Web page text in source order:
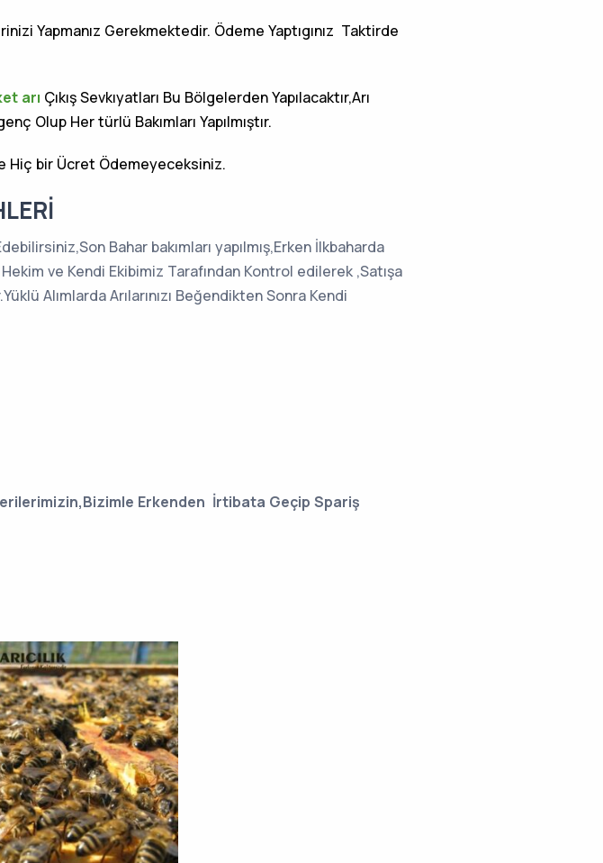
Yapmanız Gerekmektedir. Ödeme Yaptıgınız Taktirde
arı Çıkış Sevkıyatları Bu Bölgelerden Yapılacaktır,Arı
Olup Her türlü Bakımları Yapılmıştır.
Hiç bir Ücret Ödemeyeceksiniz.
Bahar bakımları yapılmış,Erken İlkbaharda
Hekim ve Kendi Ekibimiz Tarafından Kontrol edilerek ,Satışa
Alımlarda Arılarınızı Beğendikten Sonra Kendi
Erkenden İrtibata Geçip Spariş